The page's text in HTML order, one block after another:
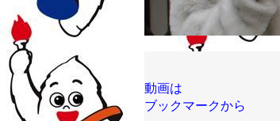
動画は
ブックマークから